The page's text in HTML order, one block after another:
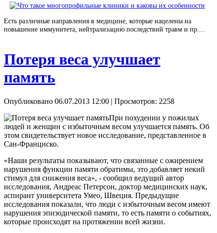
Есть различные направления в медицине, которые нацелены на
повышение иммунитета, нейтрализацию последствий травм и пр....
Потеря веса улучшает
память
Опубликовано 06.07.2013 12:00 | Просмотров: 2258
При похудении у пожилых
людей и женщин с избыточным весом улучшается память. Об
этом свидетельствует новое исследование, представленное в
Сан-Франциско.
«Наши результаты показывают, что связанные с ожирением
нарушения функции памяти обратимы, это добавляет некий
стимул для снижения веса», - сообщил ведущий автор
исследования, Андреас Петерсон, доктор медицинских наук,
аспирант университета Умео, Швеция. Предыдущие
исследования показали, что люди с избыточным весом имеют
нарушения эпизодической памяти, то есть памяти о событиях,
которые происходят на протяжении всей жизни.